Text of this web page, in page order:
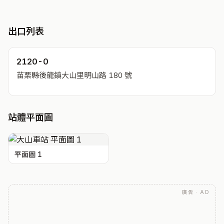
出口列表
2120-0
苗栗縣後龍鎮大山里明山路 180 號
站體平面圖
平面圖 1
廣告 · AD